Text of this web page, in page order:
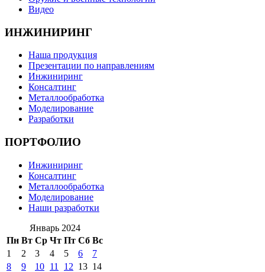
Видео
ИНЖИНИРИНГ
Наша продукция
Презентации по направлениям
Инжиниринг
Консалтинг
Металлообработка
Моделирование
Разработки
ПОРТФОЛИО
Инжиниринг
Консалтинг
Металлообработка
Моделирование
Наши разработки
Январь 2024
Пн Вт Ср Чт Пт Сб Вс
1
2 3 4 5 6
7
8
9 10 11 12 13 14